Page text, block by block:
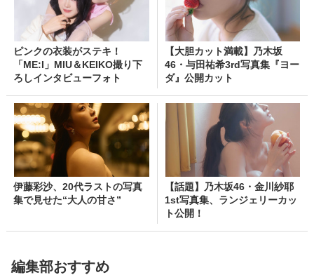
ピンクの衣装がステキ！
「ME:I」MIU＆KEIKO撮り下
ろしインタビューフォト
【大胆カット満載】乃木坂
46・与田祐希3rd写真集『ヨー
ダ』公開カット
伊藤彩沙、20代ラストの写真
集で見せた“大人の甘さ”
【話題】乃木坂46・金川紗耶
1st写真集、ランジェリーカッ
ト公開！
編集部おすすめ